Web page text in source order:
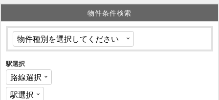
物件条件検索
駅選択